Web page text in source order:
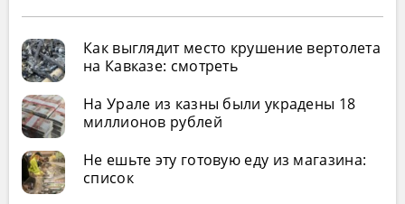
Как выглядит место крушение вертолета
на Кавказе: смотреть
На Урале из казны были украдены 18
миллионов рублей
Не ешьте эту готовую еду из магазина:
список